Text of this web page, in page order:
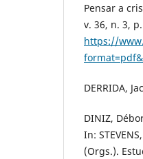
Pensar a
v. 36, n. 3,
https://
DERRIDA,
DINIZ,
In:
(Orgs.).